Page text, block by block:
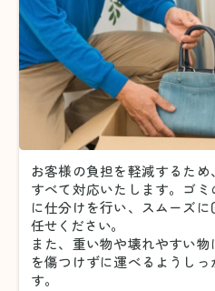
お客様の負担を軽減するた
すべて対応いたします。 ゴミ
に仕分けを行い、スムーズ
任せください。
また、重い物や壊れやすい
を傷つけずに運べるようし
す。